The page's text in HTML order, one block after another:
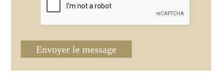
Envoyer le message